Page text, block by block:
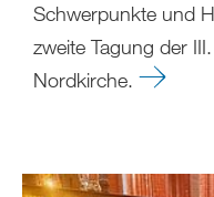
Schwerpunkte und
zweite Tagung der
Nordkirche.